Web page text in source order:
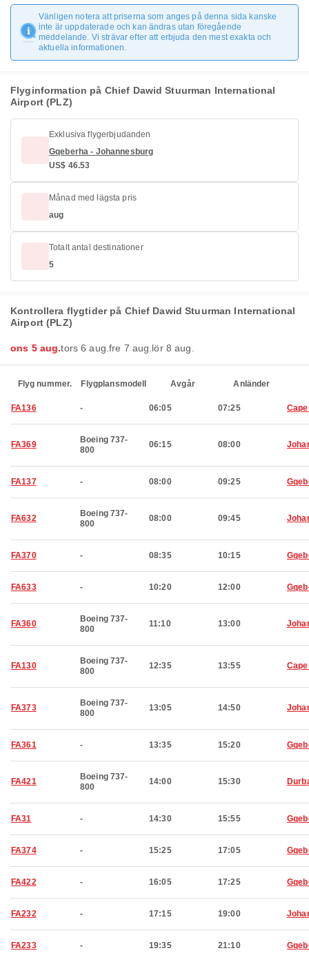
Vänligen notera att priserna som anges på denna sida kanske
inte är uppdaterade och kan ändras utan föregående
meddelande. Vi strävar efter att erbjuda den mest exakta och
aktuella informationen.
Flyginformation på Chief Dawid Stuurman International
Airport (PLZ)
Exklusiva flygerbjudanden
Gqeberha - Johannesburg
US$ 46.53
Månad med lägsta pris
aug
Totalt antal destinationer
5
Kontrollera flygtider på Chief Dawid Stuurman International
Airport (PLZ)
ons 5 aug.tors 6 aug. fre 7 aug. lör 8 aug.
Flyg nummer. Flygplansmodell Avgår Anländer
FA136 - 06:05 07:25
FA369
Boeing 737-
800
06:15 08:00
FA137 - 08:00 09:25
FA632
Boeing 737-
800
08:00 09:45
FA370 - 08:35 10:15
FA633 - 10:20 12:00
FA360
Boeing 737-
800
11:10 13:00
FA130
Boeing 737-
800
12:35 13:55
FA373
Boeing 737-
800
13:05 14:50
FA361 - 13:35 15:20
FA421
Boeing 737-
800
14:00 15:30
FA31 - 14:30 15:55
FA374 - 15:25 17:05
FA422 - 16:05 17:25
FA232 - 17:15 19:00
FA233 - 19:35 21:10